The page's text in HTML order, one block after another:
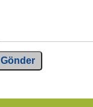
Gönder